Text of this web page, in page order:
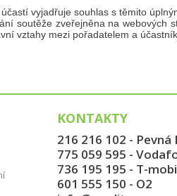
vyjadřuje souhlas s těmito
soutěže zveřejněna na
vztahy mezi pořadatelem a
KONTAKTY
216 216 102 - Pevná
775 059 595 -
736 195 195 - T-
601 555 150 - O2